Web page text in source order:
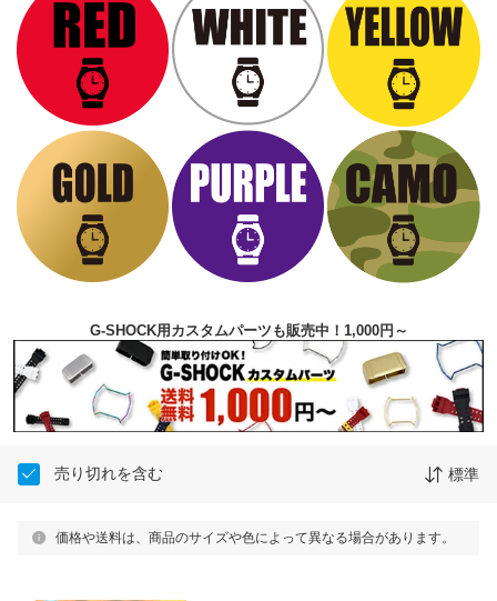
G-SHOCK用カスタムパーツも販売中！1,000円～
売り切れを含む 標準
価格や送料は、商品のサイズや色によって異なる場合があります。